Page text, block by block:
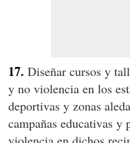
17. Diseñar cursos y
y no violencia en los
deportivas y zonas
campañas educativas y